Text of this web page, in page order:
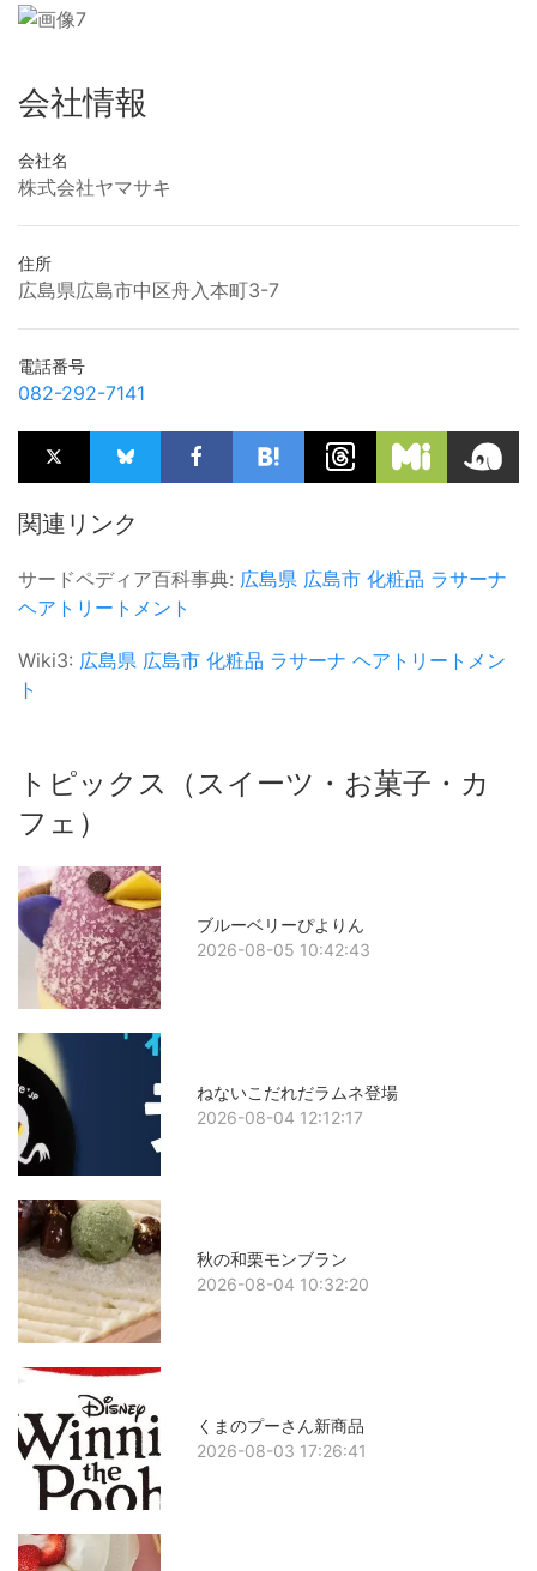
会社情報
会社名
株式会社ヤマサキ
住所
広島県広島市中区舟入本町3-7
電話番号
082-292-7141
関連リンク
サードペディア百科事典: 広島県 広島市 化粧品 ラサーナ
ヘアトリートメント
Wiki3: 広島県 広島市 化粧品 ラサーナ ヘアトリートメン
ト
トピックス（スイーツ・お菓子・カ
フェ）
ブルーベリーぴよりん
2026-08-05 10:42:43
ねないこだれだラムネ登場
2026-08-04 12:12:17
秋の和栗モンブラン
2026-08-04 10:32:20
くまのプーさん新商品
2026-08-03 17:26:41